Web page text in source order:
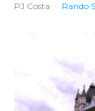
PJ Costa · Rando